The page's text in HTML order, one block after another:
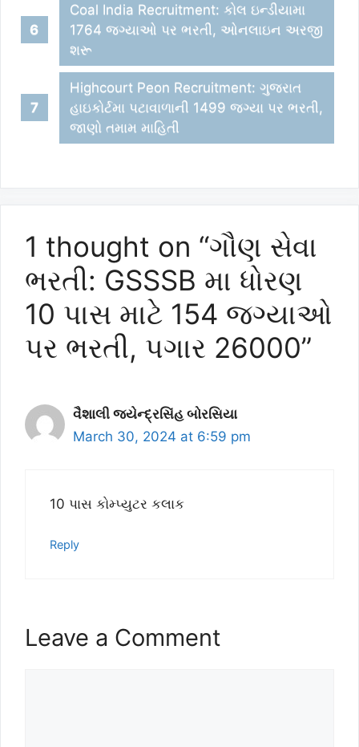
Coal India Recruitment: કોલ ઇન્ડીયામા
1764 જગ્યાઓ પર ભરતી, ઓનલાઇન અરજી
શરૂ
Highcourt Peon Recruitment: ગુજરાત
હાઇકોર્ટમા પટાવાળાની 1499 જગ્યા પર ભરતી,
જાણો તમામ માહિતી
1 thought on “ગૌણ સેવા
ભરતી: GSSSB મા ધોરણ
10 પાસ માટે 154 જગ્યાઓ
પર ભરતી, પગાર 26000”
વૈશાલી જયેન્દ્રસિંહ બોરસિયા
March 30, 2024 at 6:59 pm
10 પાસ કોમ્પ્યુટર કલાક
Reply
Leave a Comment